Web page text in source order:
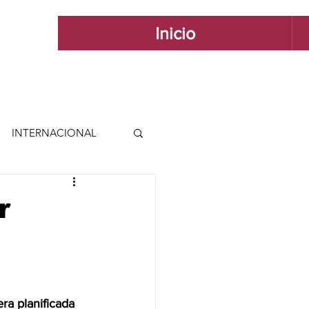
Inicio
INTERNACIONAL
INTERNACIONAL
ESTILO
planificada